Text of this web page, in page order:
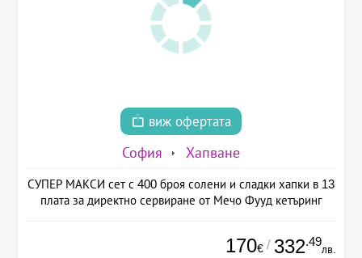
виж офертата
София Хапване
СУПЕР МАКСИ сет с 400 броя солени и сладки хапки в 13
плата за директно сервиране от Мечо Фууд кетъринг
170€ / 332.49
лв.